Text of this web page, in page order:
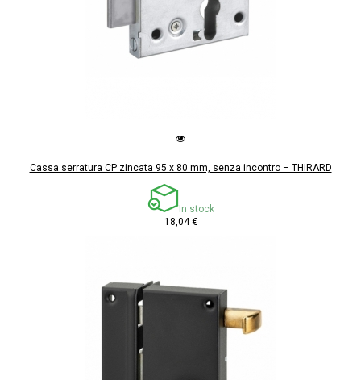
Cassa serratura CP zincata 95 x 80 mm, senza incontro – THIRARD
In stock
18,04 €